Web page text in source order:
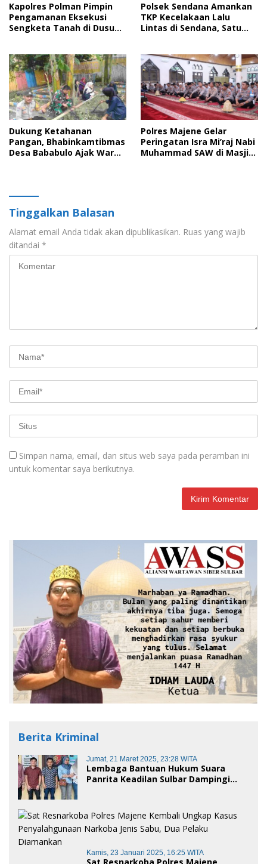
Kapolres Polman Pimpin
Pengamanan Eksekusi
Sengketa Tanah di Dusun
Polsek Sendana Amankan
TKP Kecelakaan Lalu
Lintas di Sendana, Satu
Dukung Ketahanan
Pangan, Bhabinkamtibmas
Desa Bababulo Ajak Warga
Polres Majene Gelar
Peringatan Isra Mi’raj Nabi
Muhammad SAW di Masjid
Tinggalkan Balasan
Alamat email Anda tidak akan dipublikasikan. Ruas yang wajib
ditandai *
Simpan nama, email, dan situs web saya pada peramban ini
untuk komentar saya berikutnya.
Berita Kriminal
Jumat, 21 Maret 2025, 23:28 WITA
Lembaga Bantuan Hukum Suara
Panrita Keadilan Sulbar Dampingi
Polman
Kamis, 23 Januari 2025, 16:25 WITA